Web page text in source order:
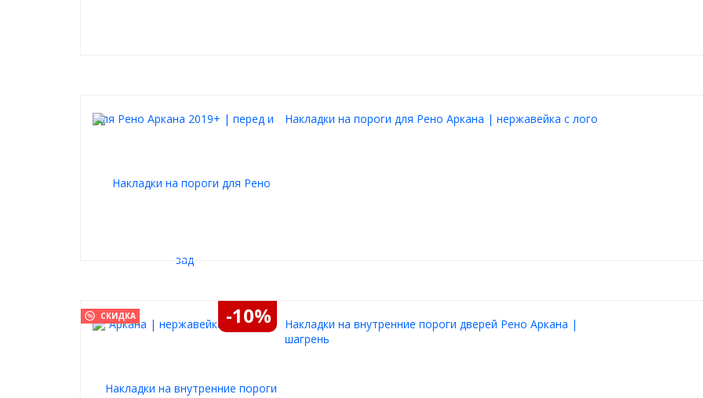
Накладки на пороги для Рено Аркана | нержавейка с лого
СКИДКА -10%
Накладки на внутренние пороги дверей Рено Аркана |
шагрень